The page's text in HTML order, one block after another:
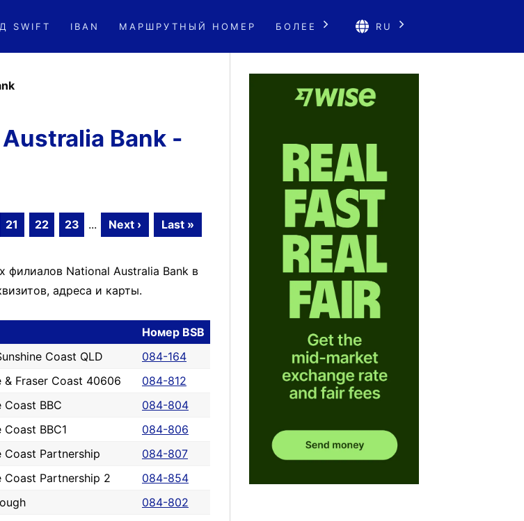
SWIFT IBAN МАРШРУТНЫЙ НОМЕР БОЛЕЕ RU
Bank -
21 22 23 ... Next › Last »
филиалов National Australia Bank в
адреса и карты.
Номер BSB
Coast QLD
084-164
& Fraser Coast 40606
084-812
Coast BBC
084-804
Coast BBC1
084-806
Coast Partnership
084-807
Coast Partnership 2
084-854
084-802